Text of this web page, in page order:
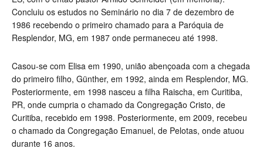
Concluiu os estudos no Seminário no dia 7 de dezembro de
1986 recebendo o primeiro chamado para a Paróquia de
Resplendor, MG, em 1987 onde permaneceu até 1998.
Casou-se com Elisa em 1990, união abençoada com a chegada
do primeiro filho, Günther, em 1992, ainda em Resplendor, MG.
Posteriormente, em 1998 nasceu a filha Raischa, em Curitiba,
PR, onde cumpria o chamado da Congregação Cristo, de
Curitiba, recebido em 1998. Posteriormente, em 2009, recebeu
o chamado da Congregação Emanuel, de Pelotas, onde atuou
durante 16 anos.